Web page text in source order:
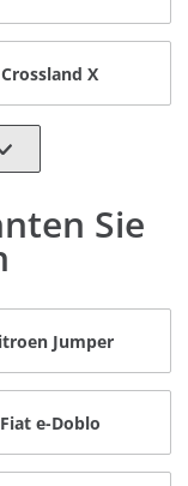
Crossland X
Sie
Jumper
Fiat e-Doblo